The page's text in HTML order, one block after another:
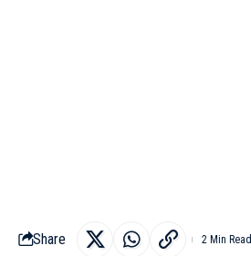
Share 2 Min Read